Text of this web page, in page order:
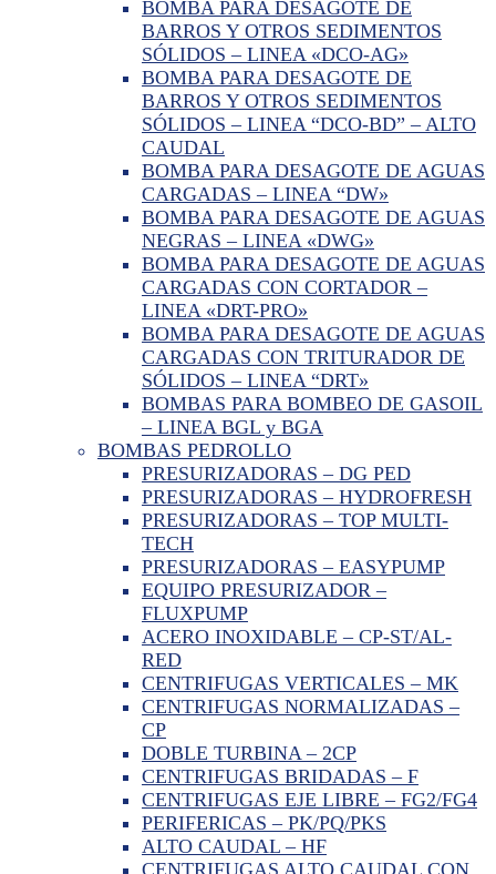
BOMBA PARA DESAGOTE DE
BARROS Y OTROS SEDIMENTOS
SÓLIDOS – LINEA «DCO-AG»
BOMBA PARA DESAGOTE DE
BARROS Y OTROS SEDIMENTOS
SÓLIDOS – LINEA “DCO-BD” – ALTO
CAUDAL
BOMBA PARA DESAGOTE DE AGUAS
CARGADAS – LINEA “DW»
BOMBA PARA DESAGOTE DE AGUAS
NEGRAS – LINEA «DWG»
BOMBA PARA DESAGOTE DE AGUAS
CARGADAS CON CORTADOR –
LINEA «DRT-PRO»
BOMBA PARA DESAGOTE DE AGUAS
CARGADAS CON TRITURADOR DE
SÓLIDOS – LINEA “DRT»
BOMBAS PARA BOMBEO DE GASOIL
– LINEA BGL y BGA
BOMBAS PEDROLLO
PRESURIZADORAS – DG PED
PRESURIZADORAS – HYDROFRESH
PRESURIZADORAS – TOP MULTI-
TECH
PRESURIZADORAS – EASYPUMP
EQUIPO PRESURIZADOR –
FLUXPUMP
ACERO INOXIDABLE – CP-ST/AL-
RED
CENTRIFUGAS VERTICALES – MK
CENTRIFUGAS NORMALIZADAS –
CP
DOBLE TURBINA – 2CP
CENTRIFUGAS BRIDADAS – F
CENTRIFUGAS EJE LIBRE – FG2/FG4
PERIFERICAS – PK/PQ/PKS
ALTO CAUDAL – HF
CENTRIFUGAS ALTO CAUDAL CON